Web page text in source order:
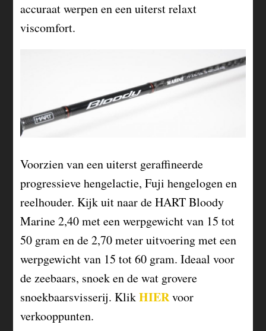
accuraat werpen en een uiterst relaxt
viscomfort.
Voorzien van een uiterst geraffineerde
progressieve hengelactie, Fuji hengelogen en
reelhouder. Kijk uit naar de HART Bloody
Marine 2,40 met een werpgewicht van 15 tot
50 gram en de 2,70 meter uitvoering met een
werpgewicht van 15 tot 60 gram. Ideaal voor
de zeebaars, snoek en de wat grovere
snoekbaarsvisserij. KlikHIERvoor
verkooppunten.